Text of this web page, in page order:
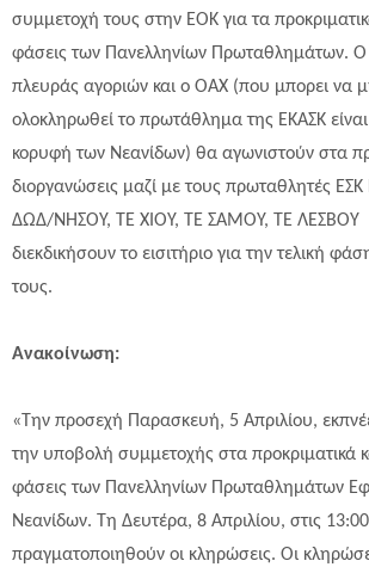
συμμετοχή τους στην ΕΟΚ για τα
φάσεις των Πανελληνίων Πρωταθλημάτων.
πλευράς αγοριών και ο ΟΑΧ (που μπορει να
ολοκληρωθεί το πρωτάθλημα της ΕΚΑΣΚ
κορυφή των Νεανίδων) θα αγωνιστούν στα
διοργανώσεις μαζί με τους πρωταθλητές
ΔΩΔ/ΝΗΣΟΥ, ΤΕ ΧΙΟΥ, ΤΕ ΣΑΜΟΥ, ΤΕ ΛΕΣΒΟΥ
διεκδικήσουν το εισιτήριο για την τελική
τους.
Ανακοίνωση:
«Την προσεχή Παρασκευή, 5 Απριλίου,
την υποβολή συμμετοχής στα προκριματικά
φάσεις των Πανελληνίων Πρωταθλημάτων
Νεανίδων. Τη Δευτέρα, 8 Απριλίου, στις
πραγματοποιηθούν οι κληρώσεις. Οι